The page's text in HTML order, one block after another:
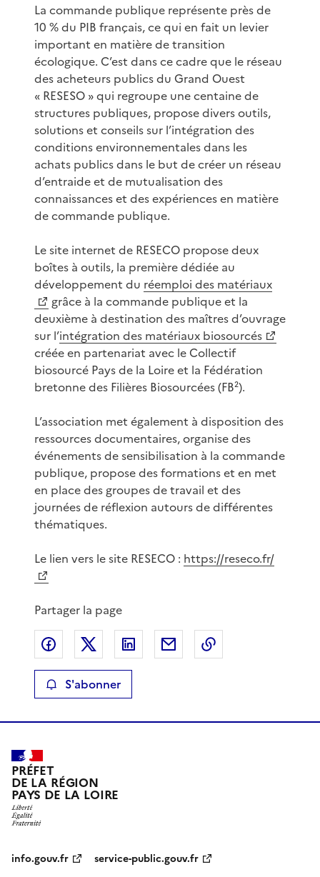
La commande publique représente près de
10 % du PIB français, ce qui en fait un levier
important en matière de transition
écologique. C’est dans ce cadre que le réseau
des acheteurs publics du Grand Ouest
« RESESO » qui regroupe une centaine de
structures publiques, propose divers outils,
solutions et conseils sur l’intégration des
conditions environnementales dans les
achats publics dans le but de créer un réseau
d’entraide et de mutualisation des
connaissances et des expériences en matière
de commande publique.
Le site internet de RESECO propose deux
boîtes à outils, la première dédiée au
développement du réemploi des matériaux
grâce à la commande publique et la
deuxième à destination des maîtres d’ouvrage
sur l’intégration des matériaux biosourcés
créée en partenariat avec le Collectif
biosourcé Pays de la Loire et la Fédération
bretonne des Filières Biosourcées (FB²).
L’association met également à disposition des
ressources documentaires, organise des
événements de sensibilisation à la commande
publique, propose des formations et en met
en place des groupes de travail et des
journées de réflexion autours de différentes
thématiques.
Le lien vers le site RESECO : https://reseco.fr/
Partager la page
Partager sur Facebook
Partager sur XPartager sur LinkedIn
Partager par email
S'abonner
PRÉFET
DE LA RÉGION
PAYS DE LA LOIRE
info.gouv.fr service-public.gouv.fr